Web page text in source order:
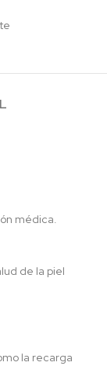
médica.
de la piel
la recarga